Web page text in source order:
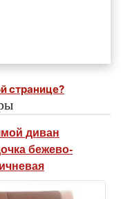
странице?
диван
бежево-